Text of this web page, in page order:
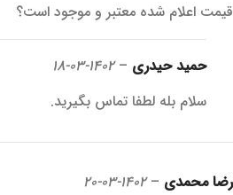
قیمت اعلام شده معتبر و موجود است؟
حمید حیدری –
1402-03-18
سلام بله لطفا تماس بگیرید.
رضا محمدی –
1402-03-20